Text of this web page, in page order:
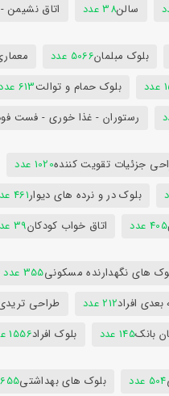
سالن38 عدد اتاق نشیمن
بلوک مبلمان5066 عدد
بلوک حمام و توالت613 عدد
رستوران - غذا خوری - فست
جزئیات تقویت کننده1020 عدد
بلوک در و نرده های دیوار461 عدد
405 عدد اتاق خواب کودکان39 عدد
های نگهدارنده مسکونی355 عدد
افراد212 عدد طراحی
بانک145 عدد بلوک افراد1556 عدد
504 عدد بلوک های بهداشتی1655